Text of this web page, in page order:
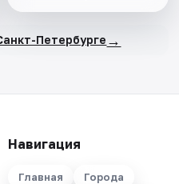
Петербурге →
Навигация
Главная
Города